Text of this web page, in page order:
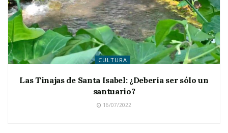
CULTURA
Las Tinajas de Santa Isabel: ¿Debería ser sólo un
santuario?
16/07/2022